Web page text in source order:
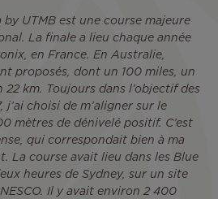
by UTMB est une course majeure
La finale a lieu chaque année
en France. En Australie,
proposés, dont un 100 miles, un
22 km. Toujours dans l’objectif des
j’ai choisi de m’aligner sur le
mètres de dénivelé positif. C’est
qui correspondait bien à ma
La course avait lieu dans les Blue
heures de Sydney, sur un site
Il y avait environ 2 400